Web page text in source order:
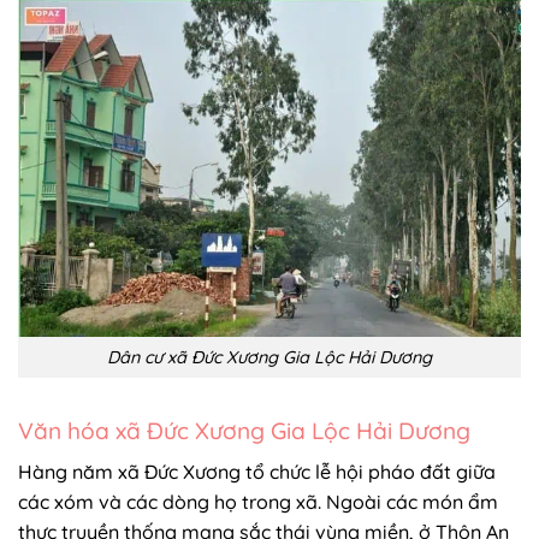
Dân cư xã Đức Xương Gia Lộc Hải Dương
Văn hóa xã Đức Xương Gia Lộc Hải Dương
Hàng năm xã Đức Xương tổ chức lễ hội pháo đất giữa
các xóm và các dòng họ trong xã. Ngoài các món ẩm
thực truyền thống mang sắc thái vùng miền, ở Thôn An